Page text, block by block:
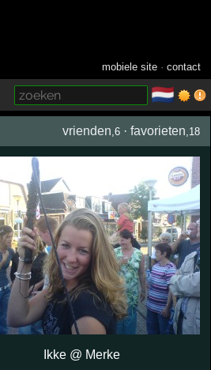
mobiele site ·contact
🇳🇱
vrienden ,6 ·favorieten ,18
Ikke @ Merke